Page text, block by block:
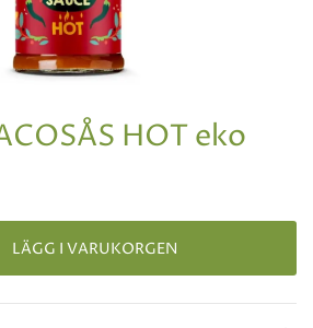
HOT eko
LÄGG I VARUKORGEN